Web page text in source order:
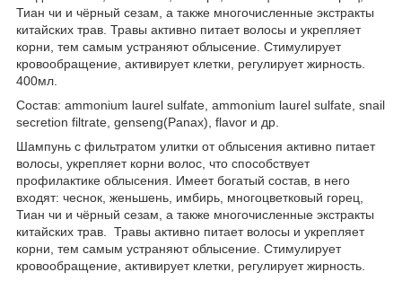
Тиан чи и чёрный сезам, а также многочисленные экстракты
китайских трав. Травы активно питает волосы и укрепляет
корни, тем самым устраняют облысение. Стимулирует
кровообращение, активирует клетки, регулирует жирность.
400мл.
Состав: ammonium laurel sulfate, ammonium laurel sulfate, snail
secretion filtrate, genseng(Panax), flavor и др.
Шампунь с фильтратом улитки от облысения активно питает
волосы, укрепляет корни волос, что способствует
профилактике облысения. Имеет богатый состав, в него
входят: чеснок, женьшень, имбирь, многоцветковый горец,
Тиан чи и чёрный сезам, а также многочисленные экстракты
китайских трав. Травы активно питает волосы и укрепляет
корни, тем самым устраняют облысение. Стимулирует
кровообращение, активирует клетки, регулирует жирность.